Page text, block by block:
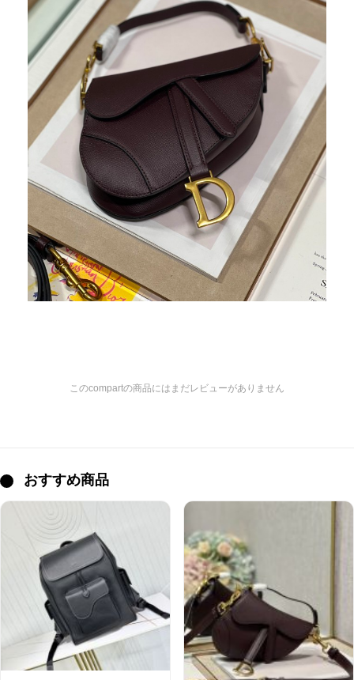
このcompartの商品にはまだレビューがありません
おすすめ商品